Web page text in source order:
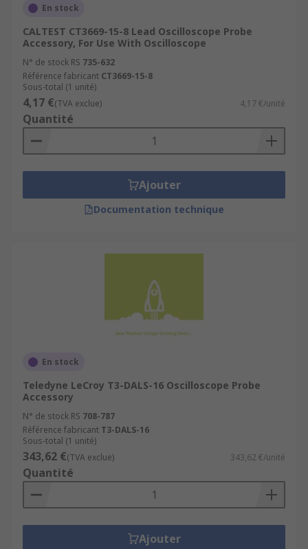
En stock
CALTEST CT3669-15-8 Lead Oscilloscope Probe
Accessory, For Use With Oscilloscope
N° de stock RS 735-632
Référence fabricant CT3669-15-8
Sous-total (1 unité)
4,17 €(TVA exclue) 4,17 €/unité
Quantité
Ajouter
Documentation technique
En stock
Teledyne LeCroy T3-DALS-16 Oscilloscope Probe
Accessory
N° de stock RS 708-787
Référence fabricant T3-DALS-16
Sous-total (1 unité)
343,62 €(TVA exclue) 343,62 €/unité
Quantité
Ajouter